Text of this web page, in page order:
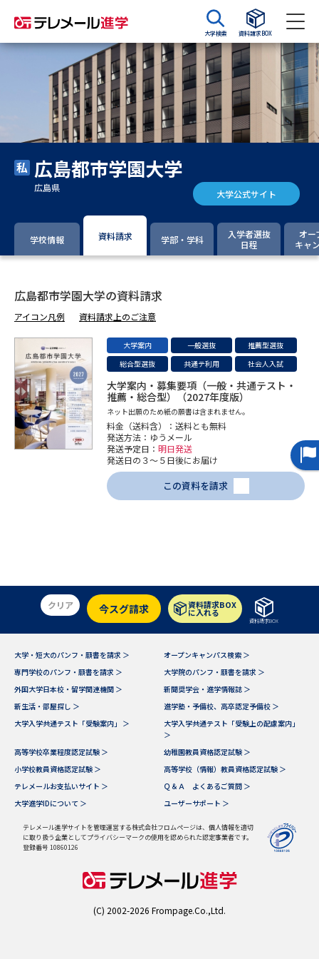
大学検索 資料請求BOX
資料請求 資料検索
大学・短大の資料種類から請求
大学パンフ 学部・学科パンフ
大学入学共通テスト利用選抜の
過去問題集
専門学校の資料請求
留学・進学関連、塾・予備校
大学入学共通テスト「受験案
内」の請求
大学入学共通テスト「受験上の
配慮案内」の請求
高等学校卒業程度認定試験
幼稚園教員資格認定試験 小学校教員資格認定試験
高等学校（情報）教員資格認定
大学で学べる内容や特徴を調べる
国際・グローバルに強い大学特
集
データサイエンス特集 奨学金・特待生制度特集
デジタルパンフレット 進路の３択
（高3生用）
（高2生用）
SELFBRAND特集ページ
オープンキャンパスなどを調べる
広島都市学園大学
広島県 大学公式サイト
学校情報 資料請求 学部・学科
入学者選抜
日程
オー
キャ
広島都市学園大学の資料請求
アイコン凡例 資料請求上のご注意
大学案内 一般選抜
推薦型選抜
総合型選抜
共通テ利用 社会人入試
大学案内・募集要項（一般・共通テスト・
推薦・総合型）（2027年度版）
ネット出願のため紙の願書は含まれません。
料金（送料含）：送料とも無料
発送方法：ゆうメール
発送予定日： 明日発送
発送日の３～５日後にお届け
この資料を請求
クリア 今スグ請求 資料請求BOX
に入れる
資料請求BOX
大学・短大のパンフ・願書を請求 ＞
オープンキャンパス検索 ＞
専門学校のパンフ・願書を請求 ＞
大学院のパンフ・願書を請求 ＞
外国大学日本校・留学関連機関 ＞
新聞奨学会・進学情報誌 ＞
新生活・部屋探し ＞
進学塾・予備校、高卒認定予備校 ＞
大学入学共通テスト「受験案内」 ＞
大学入学共通テスト「受験上の配慮案内」
＞
高等学校卒業程度認定試験 ＞
幼稚園教員資格認定試験 ＞
小学校教員資格認定試験 ＞
高等学校（情報）教員資格認定試験 ＞
テレメールお支払いサイト ＞
Ｑ＆Ａ よくあるご質問 ＞
大学進学IDについて ＞
ユーザーサポート ＞
テレメール進学サイトを管理運営する株式会社フロムページは、個人情報を適切
に取り扱う企業としてプライバシーマークの使用を認められた認定事業者です。
登録番号 10860126
(C) 2002-2026 Frompage.Co.,Ltd.